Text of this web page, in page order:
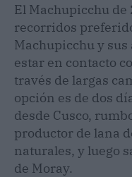
El Machupicchu de
recorridos
Machupicchu y
estar en contacto
través de largas
opción es de dos
desde Cusco,
productor de lana
naturales, y luego
de Moray.